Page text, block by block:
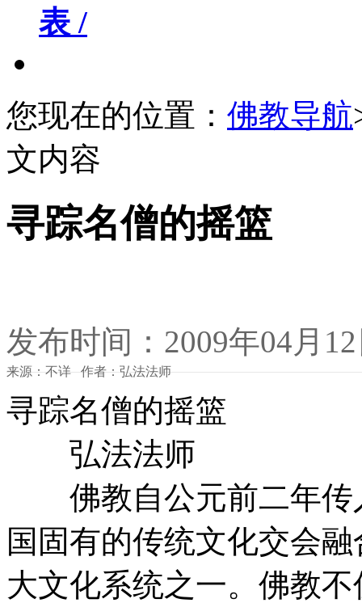
表 /
您现在的位置： 佛教导航
文内容
寻踪名僧的摇篮
发布时间：2009年04月
来源：不详 作者：弘法法师
寻踪名僧的摇篮
弘法法师
佛教自公元前二年传
国固有的传统文化交会
大文化系统之一。佛教